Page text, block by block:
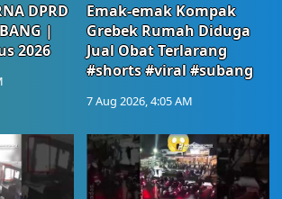
DPRD
|
2026
Emak-emak Kompak
Grebek Rumah Diduga
Jual Obat Terlarang
#shorts #viral #subang
7 Aug 2026, 4:05 AM